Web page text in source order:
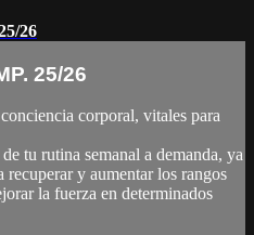
26
25/26
corporal, vitales para
tu rutina semanal a demanda, ya
recuperar y aumentar los rangos
la fuerza en determinados